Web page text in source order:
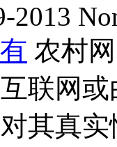
2013
农村网
联网
其真